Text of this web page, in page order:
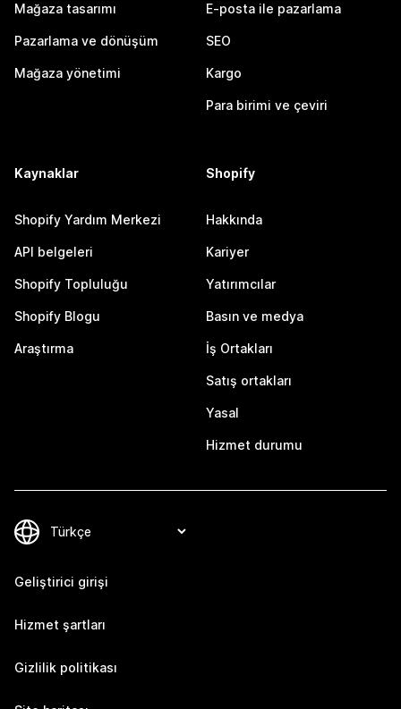
Mağaza tasarımı
Pazarlama ve dönüşüm
Mağaza yönetimi
E-posta ile pazarlama
SEO
Kargo
Para birimi ve çeviri
Kaynaklar
Shopify Yardım Merkezi
API belgeleri
Shopify Topluluğu
Shopify Blogu
Araştırma
Shopify
Hakkında
Kariyer
Yatırımcılar
Basın ve medya
İş Ortakları
Satış ortakları
Yasal
Hizmet durumu
Geliştirici girişi
Hizmet şartları
Gizlilik politikası